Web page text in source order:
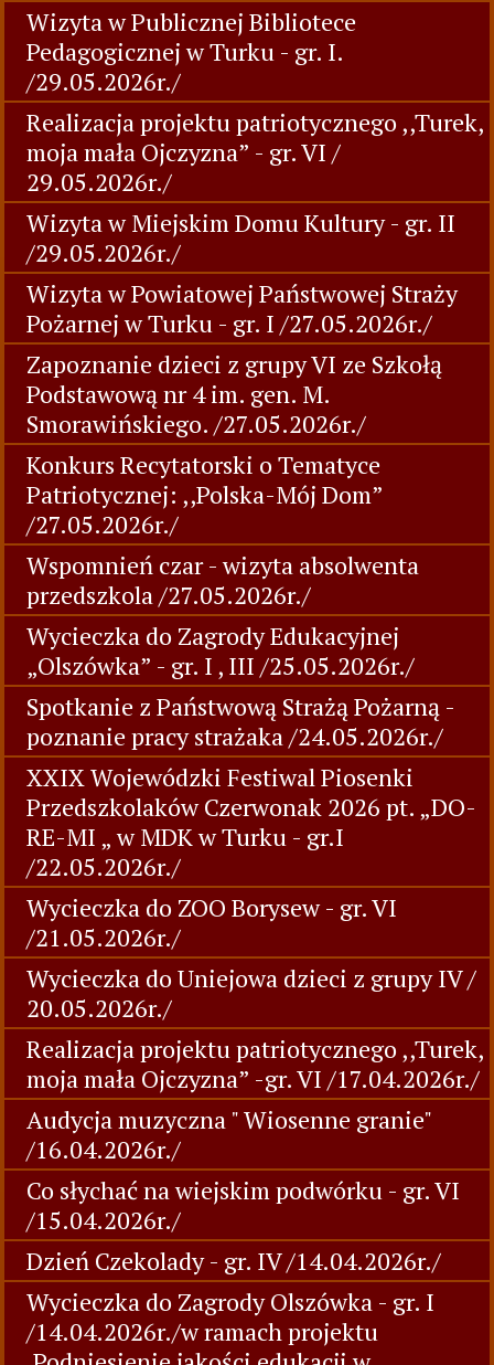
Wizyta w Publicznej Bibliotece
Pedagogicznej w Turku - gr. I.
/29.05.2026r./
Realizacja projektu patriotycznego ,,Turek,
moja mała Ojczyzna” - gr. VI /
29.05.2026r./
Wizyta w Miejskim Domu Kultury - gr. II
/29.05.2026r./
Wizyta w Powiatowej Państwowej Straży
Pożarnej w Turku - gr. I /27.05.2026r./
Zapoznanie dzieci z grupy VI ze Szkołą
Podstawową nr 4 im. gen. M.
Smorawińskiego. /27.05.2026r./
Konkurs Recytatorski o Tematyce
Patriotycznej: ,,Polska-Mój Dom”
/27.05.2026r./
Wspomnień czar - wizyta absolwenta
przedszkola /27.05.2026r./
Wycieczka do Zagrody Edukacyjnej
„Olszówka” - gr. I , III /25.05.2026r./
Spotkanie z Państwową Strażą Pożarną -
poznanie pracy strażaka /24.05.2026r./
XXIX Wojewódzki Festiwal Piosenki
Przedszkolaków Czerwonak 2026 pt. „DO-
RE-MI „ w MDK w Turku - gr.I
/22.05.2026r./
Wycieczka do ZOO Borysew - gr. VI
/21.05.2026r./
Wycieczka do Uniejowa dzieci z grupy IV /
20.05.2026r./
Realizacja projektu patriotycznego ,,Turek,
moja mała Ojczyzna” -gr. VI /17.04.2026r./
Audycja muzyczna " Wiosenne granie"
/16.04.2026r./
Co słychać na wiejskim podwórku - gr. VI
/15.04.2026r./
Dzień Czekolady - gr. IV /14.04.2026r./
Wycieczka do Zagrody Olszówka - gr. I
/14.04.2026r./w ramach projektu